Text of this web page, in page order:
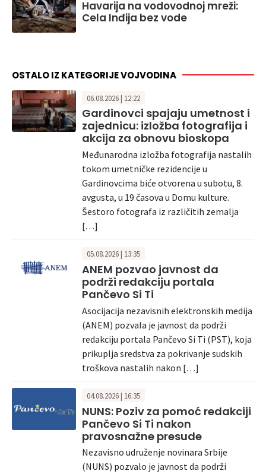
Havarija na vodovodnoj mreži:
Cela Inđija bez vode
OSTALO IZ KATEGORIJE VOJVODINA
06.08.2026 | 12:22
Gardinovci spajaju umetnost i
zajednicu: izložba fotografija i
akcija za obnovu bioskopa
Međunarodna izložba fotografija nastalih
tokom umetničke rezidencije u
Gardinovcima biće otvorena u subotu, 8.
avgusta, u 19 časova u Domu kulture.
Šestoro fotografa iz različitih zemalja
[…]
05.08.2026 | 13:35
ANEM pozvao javnost da
podrži redakciju portala
Pančevo Si Ti
Asocijacija nezavisnih elektronskih medija
(ANEM) pozvala je javnost da podrži
redakciju portala Pančevo Si Ti (PST), koja
prikuplja sredstva za pokrivanje sudskih
troškova nastalih nakon […]
04.08.2026 | 16:35
NUNS: Poziv za pomoć redakciji
Pančevo Si Ti nakon
pravosnažne presude
Nezavisno udruženje novinara Srbije
(NUNS) pozvalo je javnost da podrži